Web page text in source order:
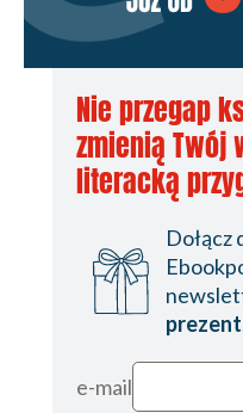
Nie przegap
zmienią Twój
literacką
Dołącz
prezent
e-mail